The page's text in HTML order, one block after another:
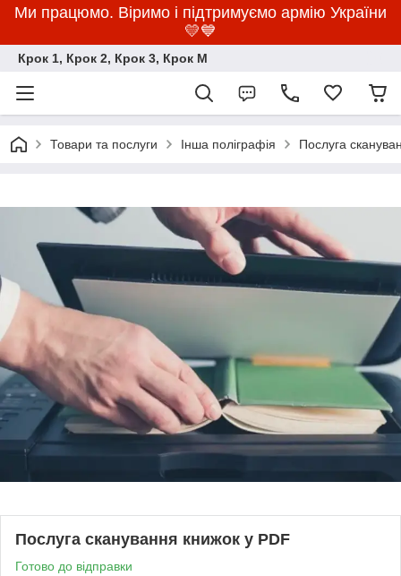
Ми працюмо. Віримо і підтримуємо армію України
💛💙
Крок 1, Крок 2, Крок 3, Крок M
Товари та послуги Інша поліграфія Послуга
Послуга сканування книжок у PDF
Готово до відправки